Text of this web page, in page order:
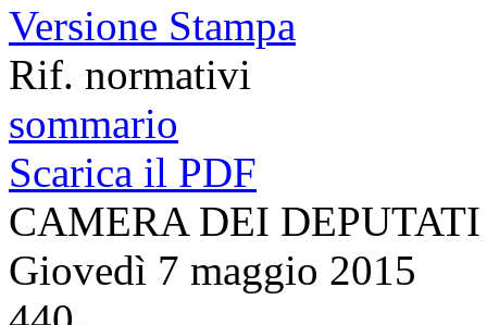
Versione Stampa
Rif. normativi
sommario
Scarica il PDF
CAMERA DEI DEPUTATI
Giovedì 7 maggio 2015